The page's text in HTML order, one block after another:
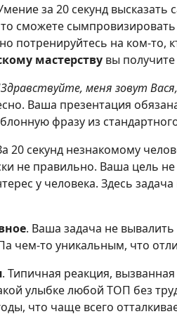
за 20 секунд высказать
сможете сымпровизировать
потренируйтесь на ком-то,
мастерству вы получите
Здравствуйте, меня зовут
Ваша презентация
фразу из
20 секунд незнакомому
не правильно. Ваша цель
у человека. Здесь
. Ваша задача не
чем-то уникальным, что
. Типичная реакция,
улыбке любой ТОП без
что чаще всего